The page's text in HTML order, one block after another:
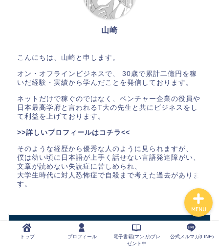
山崎
こんにちは、山崎と申します。
オン・オフラインビジネスで、 30歳で累計二億円を稼
いだ経験・実績から学んだことを発信しております。
ネットだけで稼ぐのではなく、ベンチャー企業の役員や
日本最高学府と言われるT大の先生と共にビジネスをし
て利益を上げております。
>>詳しいプロフィールはコチラ<<
そのような経歴から優秀な人のように見られますが、
僕は幼い頃に日本語が上手く話せない言語発達障がい、
文章が読めない失読症に苦しめられ、
大学生時代に対人恐怖症で自殺まで考えた過去がありま
す。
トップ プロフィール
電子書籍(マンガ)プレ
ゼント中
公式メルマガ(LINE)
MENU
プロフィール
電子書籍(マンガ)プレゼン
公式メルマガ(LINE)